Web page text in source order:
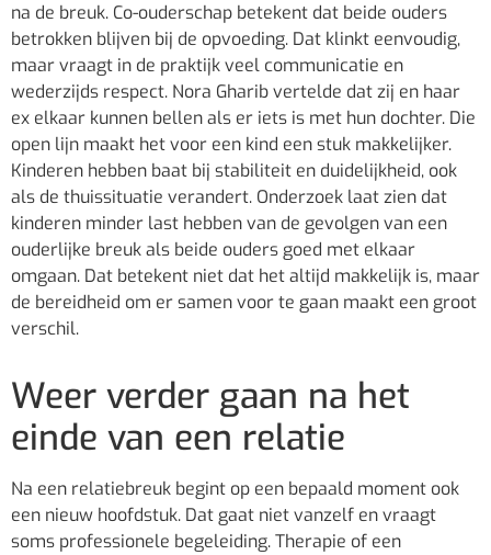
na de breuk. Co-ouderschap betekent dat beide ouders
betrokken blijven bij de opvoeding. Dat klinkt eenvoudig,
maar vraagt in de praktijk veel communicatie en
wederzijds respect. Nora Gharib vertelde dat zij en haar
ex elkaar kunnen bellen als er iets is met hun dochter. Die
open lijn maakt het voor een kind een stuk makkelijker.
Kinderen hebben baat bij stabiliteit en duidelijkheid, ook
als de thuissituatie verandert. Onderzoek laat zien dat
kinderen minder last hebben van de gevolgen van een
ouderlijke breuk als beide ouders goed met elkaar
omgaan. Dat betekent niet dat het altijd makkelijk is, maar
de bereidheid om er samen voor te gaan maakt een groot
verschil.
Weer verder gaan na het
einde van een relatie
Na een relatiebreuk begint op een bepaald moment ook
een nieuw hoofdstuk. Dat gaat niet vanzelf en vraagt
soms professionele begeleiding. Therapie of een